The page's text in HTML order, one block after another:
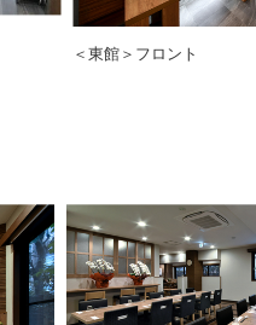
＜東館＞フロント